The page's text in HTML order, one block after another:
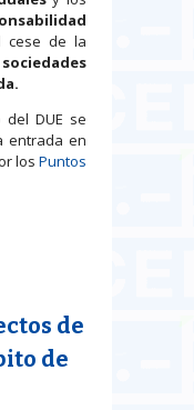
cese de la
sociedades
del DUE se
entrada en
los Puntos
de
de